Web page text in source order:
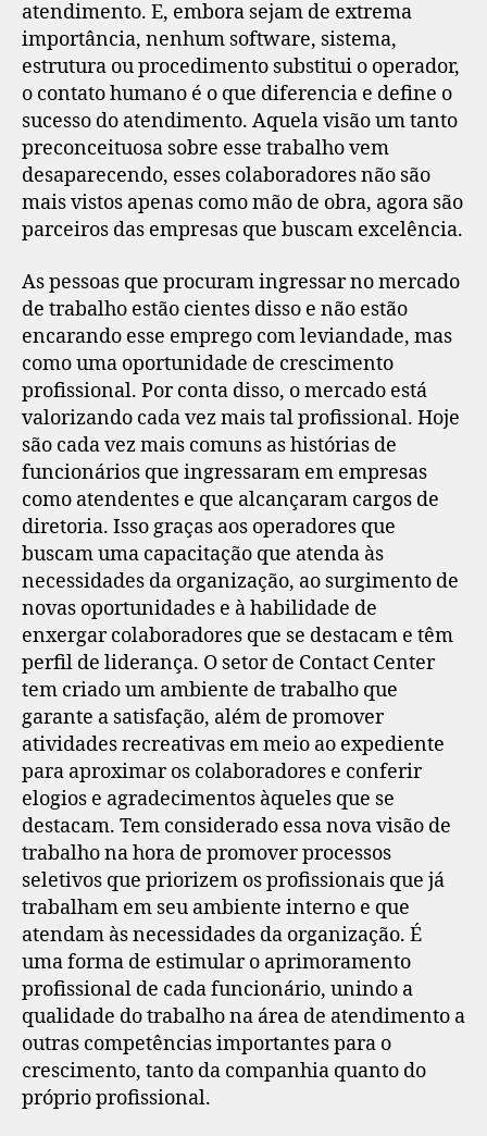
atendimento. E, embora sejam de extrema
importância, nenhum software, sistema,
estrutura ou procedimento substitui o operador,
o contato humano é o que diferencia e define o
sucesso do atendimento. Aquela visão um tanto
preconceituosa sobre esse trabalho vem
desaparecendo, esses colaboradores não são
mais vistos apenas como mão de obra, agora são
parceiros das empresas que buscam excelência.
As pessoas que procuram ingressar no mercado
de trabalho estão cientes disso e não estão
encarando esse emprego com leviandade, mas
como uma oportunidade de crescimento
profissional. Por conta disso, o mercado está
valorizando cada vez mais tal profissional. Hoje
são cada vez mais comuns as histórias de
funcionários que ingressaram em empresas
como atendentes e que alcançaram cargos de
diretoria. Isso graças aos operadores que
buscam uma capacitação que atenda às
necessidades da organização, ao surgimento de
novas oportunidades e à habilidade de
enxergar colaboradores que se destacam e têm
perfil de liderança. O setor de Contact Center
tem criado um ambiente de trabalho que
garante a satisfação, além de promover
atividades recreativas em meio ao expediente
para aproximar os colaboradores e conferir
elogios e agradecimentos àqueles que se
destacam. Tem considerado essa nova visão de
trabalho na hora de promover processos
seletivos que priorizem os profissionais que já
trabalham em seu ambiente interno e que
atendam às necessidades da organização. É
uma forma de estimular o aprimoramento
profissional de cada funcionário, unindo a
qualidade do trabalho na área de atendimento a
outras competências importantes para o
crescimento, tanto da companhia quanto do
próprio profissional.